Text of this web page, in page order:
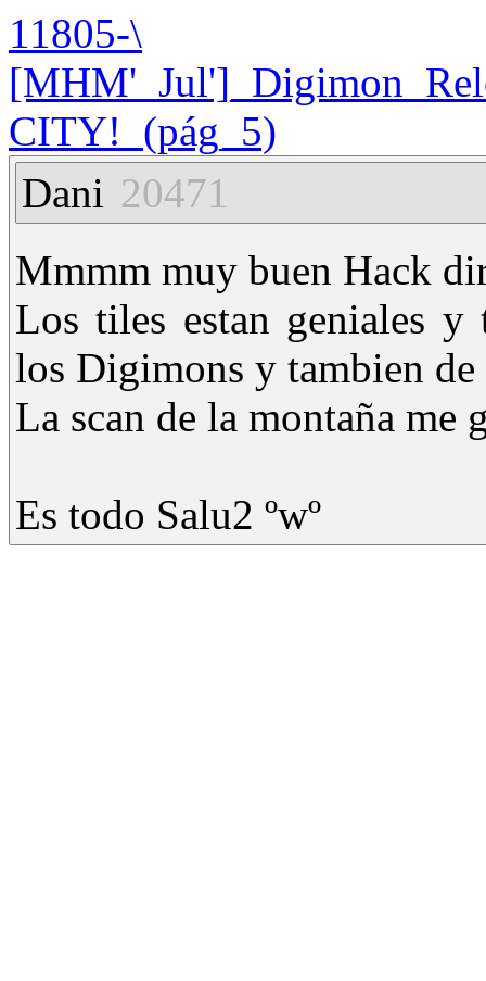
11805-\
CITY!_(pág_5)
Dani 20471
Mmmm muy buen Hack
Los tiles estan geniales
los Digimons y tambien de
La scan de la montaña me
Es todo Salu2 ºwº